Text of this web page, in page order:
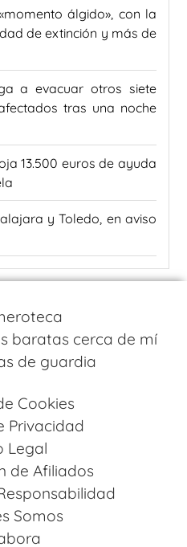
álgido», con la
de extinción y más de
a evacuar otros siete
tras una noche
13.500 euros de ayuda
y Toledo, en aviso
baratas cerca de mí
de guardia
Cookies
Privacidad
Legal
de Afiliados
Somos